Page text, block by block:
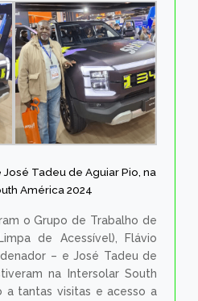
Tadeu de Aguiar Pio, na
América 2024
o Grupo de Trabalho de
de Acessível), Flávio
– e José Tadeu de
na Intersolar South
a tantas visitas e acesso a